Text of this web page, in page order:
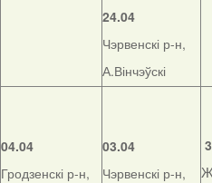
24.04
Чэрвенскі р-н,
А.Вінчэўскі
04.04
Гродзенскі р-н,
03.04
Чэрвенскі р-н,